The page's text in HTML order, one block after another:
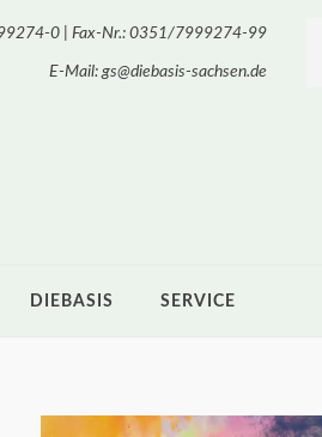
0 | Fax-Nr.: 0351/7999274-99
E-Mail: gs@diebasis-sachsen.de
DIEBASIS SERVICE